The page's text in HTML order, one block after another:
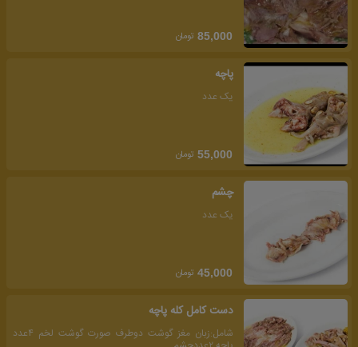
85,000 تومان
پاچه
یک عدد
55,000 تومان
چشم
یک عدد
45,000 تومان
دست کامل کله پاچه
شامل:زبان مغز گوشت دوطرف صورت گوشت لخم ۴عدد